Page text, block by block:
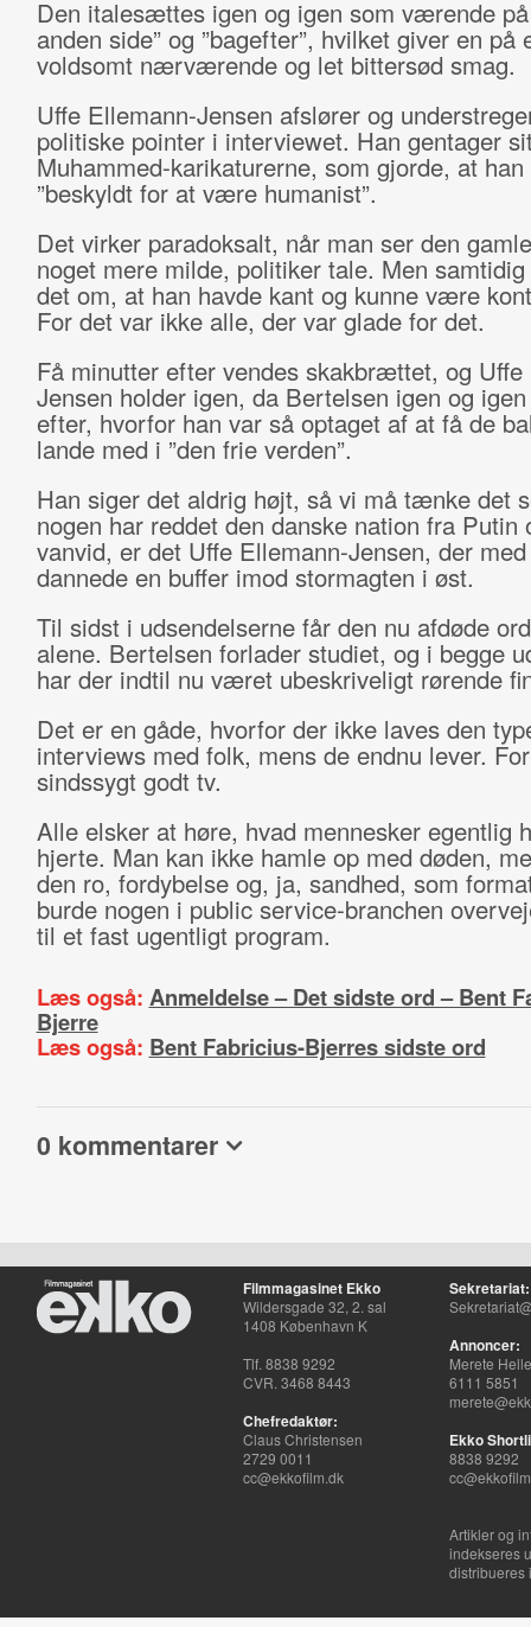
Den italesættes igen og igen som værende på
anden side” og ”bagefter”, hvilket giver en på
voldsomt nærværende og let bittersød smag.
Uffe Ellemann-Jensen afslører og
politiske pointer i interviewet. Han gentager
Muhammed-karikaturerne, som gjorde, at han
”beskyldt for at være humanist”.
Det virker paradoksalt, når man ser den
noget mere milde, politiker tale. Men
det om, at han havde kant og kunne være
For det var ikke alle, der var glade for det.
Få minutter efter vendes skakbrættet, og Uffe
Jensen holder igen, da Bertelsen igen og
efter, hvorfor han var så optaget af at få de
lande med i ”den frie verden”.
Han siger det aldrig højt, så vi må tænke det
nogen har reddet den danske nation fra Putin
vanvid, er det Uffe Ellemann-Jensen, der
dannede en buffer imod stormagten i øst.
Til sidst i udsendelserne får den nu afdøde
alene. Bertelsen forlader studiet, og i begge
har der indtil nu været ubeskriveligt rørende
Det er en gåde, hvorfor der ikke laves den
interviews med folk, mens de endnu lever.
sindssygt godt tv.
Alle elsker at høre, hvad mennesker egentlig
hjerte. Man kan ikke hamle op med døden,
den ro, fordybelse og, ja, sandhed, som
burde nogen i public service-branchen
til et fast ugentligt program.
Læs også: Anmeldelse – Det sidste ord – Bent
Bjerre
Læs også: Bent Fabricius-Bjerres sidste ord
0 kommentarer
Filmmagasinet Ekko
Wildersgade 32, 2. sal
1408 København K
Tlf. 8838 9292
CVR. 3468 8443
Chefredaktør:
Claus Christensen
2729 0011
cc@ekkofilm.dk
Sekretariat:
Annoncer:
Merete
6111 5851
Ekko
8838 9292
Artikler og
indekseres
distribueres